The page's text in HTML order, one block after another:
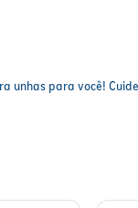
unhas para você!